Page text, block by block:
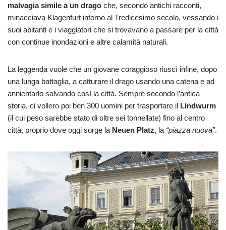
malvagia simile a un drago che, secondo antichi racconti,
minacciava Klagenfurt intorno al Tredicesimo secolo, vessando i
suoi abitanti e i viaggiatori che si trovavano a passare per la città
con continue inondazioni e altre calamità naturali.
La leggenda vuole che un giovane coraggioso riuscì infine, dopo
una lunga battaglia, a catturare il drago usando una catena e ad
annientarlo salvando così la città. Sempre secondo l’antica
storia, ci vollero poi ben 300 uomini per trasportare il Lindwurm
(il cui peso sarebbe stato di oltre sei tonnellate) fino al centro
città, proprio dove oggi sorge la Neuen Platz, la “piazza nuova”.